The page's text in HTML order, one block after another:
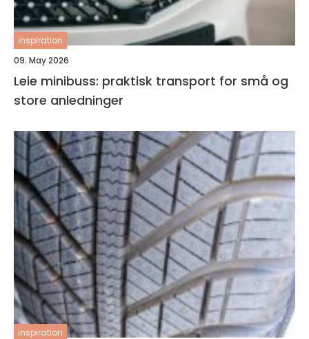
inspiration
09. May 2026
Leie minibuss: praktisk transport for små og
store anledninger
inspiration